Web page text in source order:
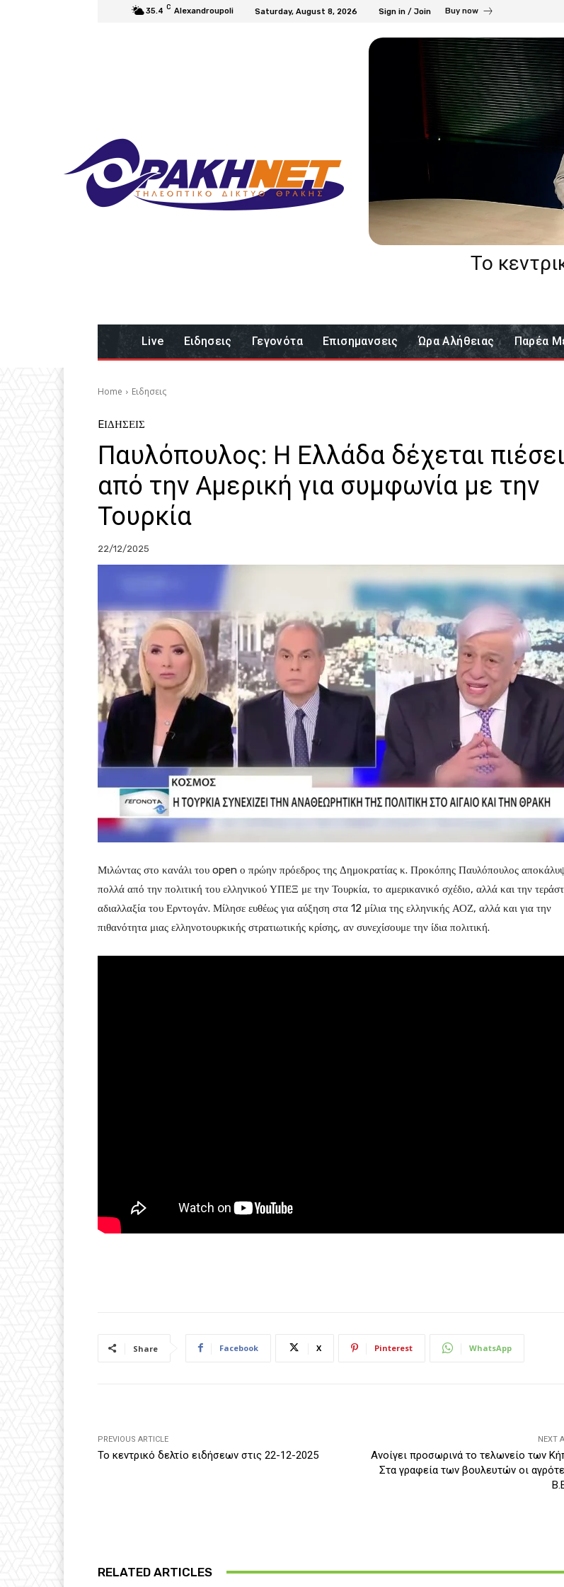
35.4 C Alexandroupoli Saturday, August 8, 2026 Sign in / Join Buy now
Το
Live Eιδησεις Γεγονότα Επισημανσεις Ώρα Αλήθειας Παρέα
Home Eιδησεις
EΙΔΗΣΕΙΣ
Παυλόπουλος: Η Ελλάδα δέχεται
από την Αμερική για συμφωνία με την
Τουρκία
22/12/2025
Μιλώντας στο κανάλι του open ο πρώην πρόεδρος της Δημοκρατίας κ. Προκόπης Παυλόπουλος
πολλά από την πολιτική του ελληνικού ΥΠΕΞ με την Τουρκία, το αμερικανικό σχέδιο, αλλά και την
αδιαλλαξία του Ερντογάν. Μίλησε ευθέως για αύξηση στα 12 μίλια της ελληνικής ΑΟΖ, αλλά και για την
πιθανότητα μιας ελληνοτουρκικής στρατιωτικής κρίσης, αν συνεχίσουμε την ίδια πολιτική.
Share Facebook X Pinterest WhatsApp
PREVIOUS ARTICLE
Το κεντρικό δελτίο ειδήσεων στις 22-12-2025
NEXT
Ανοίγει προσωρινά το τελωνείο των
Στα γραφεία των βουλευτών οι
RELATED ARTICLES